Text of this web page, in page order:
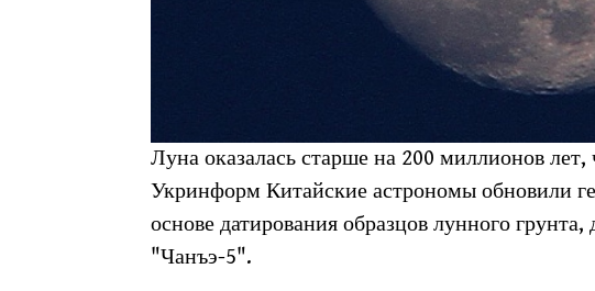
Луна оказалась старше на 200 миллионов лет,
Укринформ Китайские астрономы обновили
основе датирования образцов лунного
"Чанъэ-5".